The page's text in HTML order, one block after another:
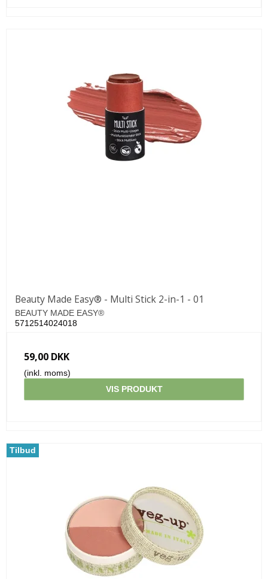
Beauty Made Easy® - Multi Stick 2-in-1 - 01
BEAUTY MADE EASY®
5712514024018
59,00 DKK
(inkl. moms)
VIS PRODUKT
Tilbud